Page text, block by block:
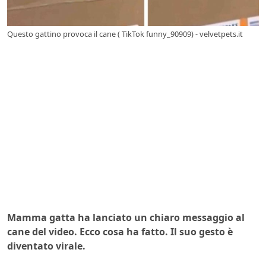
Questo gattino provoca il cane ( TikTok funny_90909) - velvetpets.it
Mamma gatta ha lanciato un chiaro messaggio al
cane del video. Ecco cosa ha fatto. Il suo gesto è
diventato virale.